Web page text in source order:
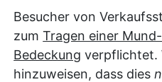
Besucher von
zumTragen einer
Bedeckung verpflichtet.
hinzuweisen, dass dies